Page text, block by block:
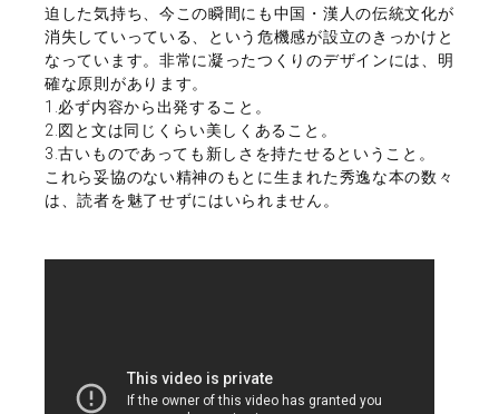
迫した気持ち、今この瞬間にも中国・漢人の伝統文化が
消失していっている、という危機感が設立のきっかけと
なっています。非常に凝ったつくりのデザインには、明
確な原則があります。
1.必ず内容から出発すること。
2.図と文は同じくらい美しくあること。
3.古いものであっても新しさを持たせるということ。
これら妥協のない精神のもとに生まれた秀逸な本の数々
は、読者を魅了せずにはいられません。